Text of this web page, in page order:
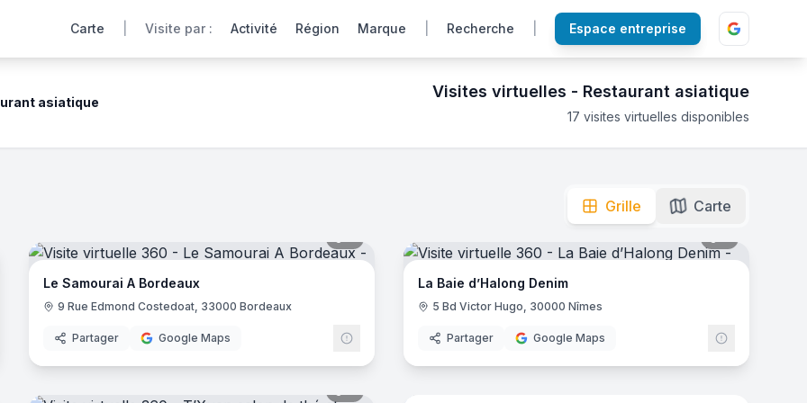
Carte Visite par : Activité Région Marque Recherche Espace entreprise
asiatique
Visites virtuelles - Restaurant asiatique
17 visites virtuelles disponibles
Grille Carte
Le Samourai A Bordeaux
9 Rue Edmond Costedoat, 33000 Bordeaux
Partager Google Maps
La Baie d’Halong Denim
5 Bd Victor Hugo, 30000 Nîmes
Partager Google Maps
7panoramas